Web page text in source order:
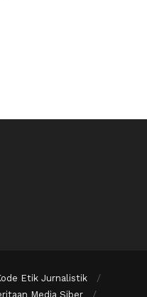
Etik Jurnalistik
Media Siber